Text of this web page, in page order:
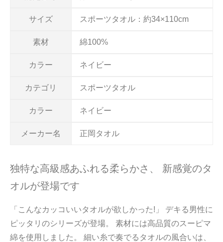
サイズ スポーツタオル：約34×110cm
素材 綿100%
カラー ネイビー
カテゴリ スポーツタオル
カラー ネイビー
メーカー名 正岡タオル
独特な高級感あふれる柔らかさ、 新感覚のタ
オルが登場です
「こんなカッコいいタオルが欲しかった!」 デキる男性に
ピッタリのシリーズが登場。 素材には高品質のスーピマ
綿を使用しました。 細い糸で奏でるタオルの風合いは、